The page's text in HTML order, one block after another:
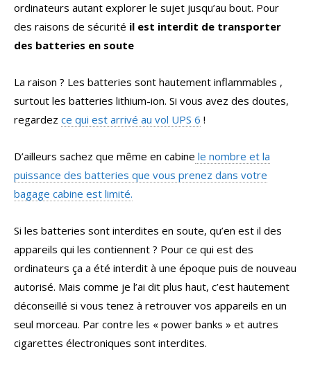
ordinateurs autant explorer le sujet jusqu’au bout. Pour
des raisons de sécurité il est interdit de transporter
des batteries en soute
La raison ? Les batteries sont hautement inflammables ,
surtout les batteries lithium-ion. Si vous avez des doutes,
regardez ce qui est arrivé au vol UPS 6 !
D’ailleurs sachez que même en cabine le nombre et la
puissance des batteries que vous prenez dans votre
bagage cabine est limité.
Si les batteries sont interdites en soute, qu’en est il des
appareils qui les contiennent ? Pour ce qui est des
ordinateurs ça a été interdit à une époque puis de nouveau
autorisé. Mais comme je l’ai dit plus haut, c’est hautement
déconseillé si vous tenez à retrouver vos appareils en un
seul morceau. Par contre les « power banks » et autres
cigarettes électroniques sont interdites.